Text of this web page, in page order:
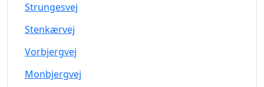
Strungesvej
Stenkærvej
Vorbjergvej
Monbjergvej